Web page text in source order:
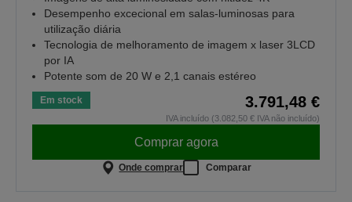
Desempenho excecional em salas‑luminosas para
utilização diária
Tecnologia de melhoramento de imagem x laser 3LCD
por IA
Potente som de 20 W e 2,1 canais estéreo
Em stock 3.791,48 €
IVA incluído (3.082,50 € IVA não incluído)
Comprar agora
Onde comprar Comparar